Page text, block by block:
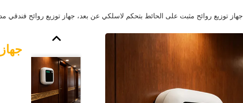
جهاز توزيع روائح مثبت على الحائط بتحكم لاسلكي عن بعد، جهاز توزيع روائح فندقي